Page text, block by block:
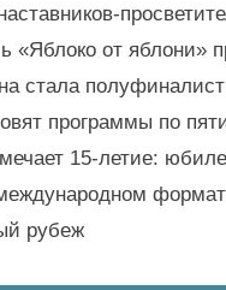
«Яблоко от яблони»
стала
программы по
15-летие:
рубеж